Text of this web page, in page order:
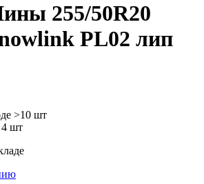
255/50R20
PL02 лип
>10 шт
шт